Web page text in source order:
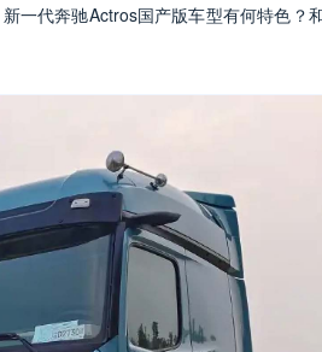
一代奔驰Actros国产版车型有何特色？